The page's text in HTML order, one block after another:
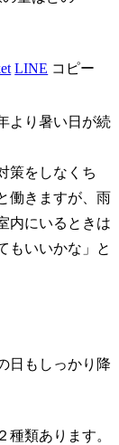
LINE コピー
より暑い日が続
策をしなくち
働きますが、雨
内にいるときは
もいいかな」と
日もしっかり降
種類あります。